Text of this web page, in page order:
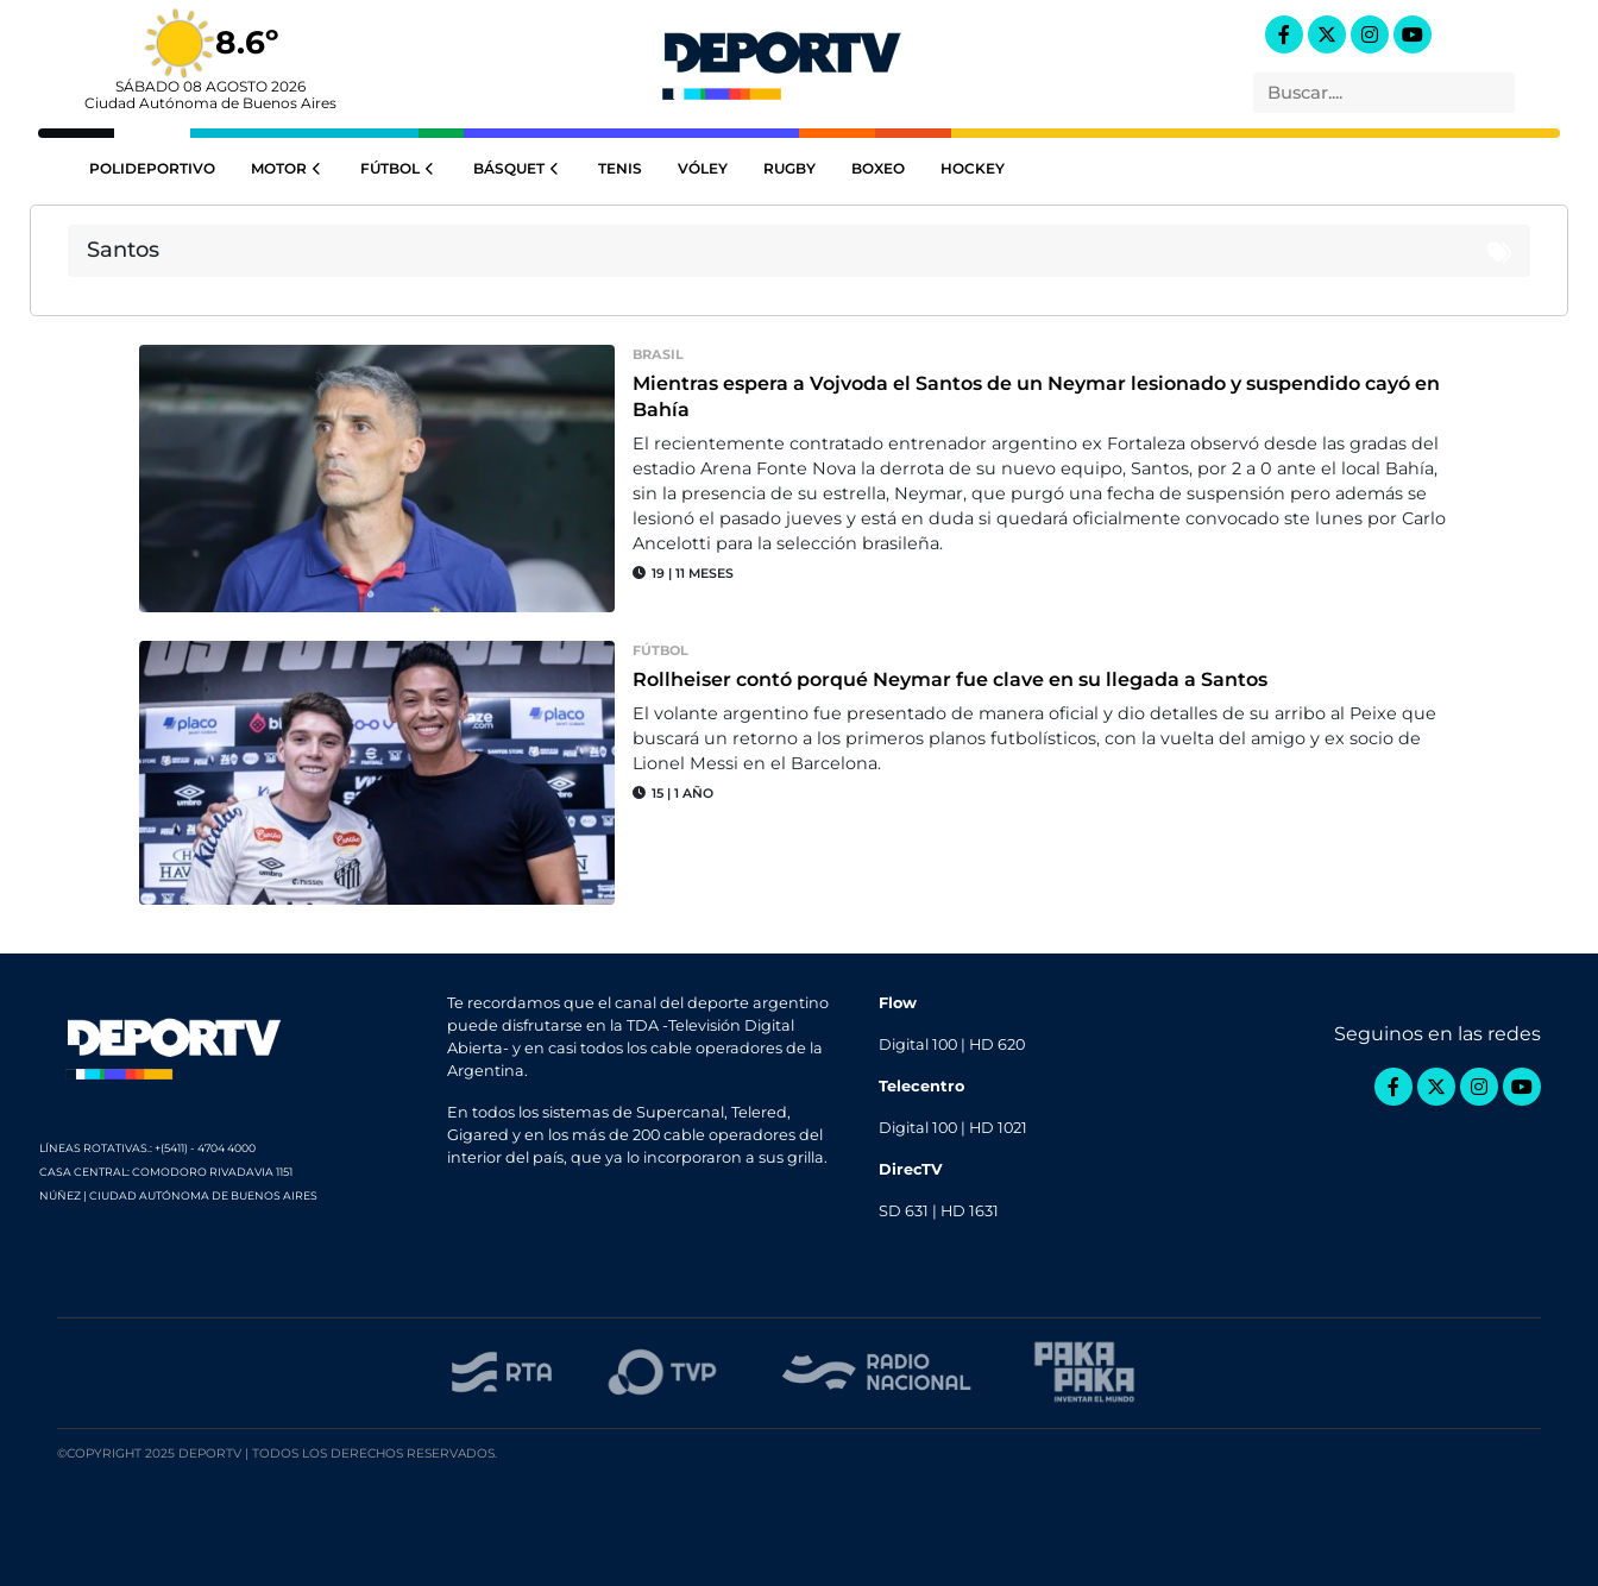
8.6º
SÁBADO 08 AGOSTO 2026
Ciudad Autónoma de Buenos Aires
POLIDEPORTIVO MOTOR FÚTBOL BÁSQUET TENIS VÓLEY RUGBY BOXEO HOCKEY
BRASIL
Mientras espera a Vojvoda el Santos de un Neymar lesionado y suspendido cayó en
Bahía
El recientemente contratado entrenador argentino ex Fortaleza observó desde las gradas del
estadio Arena Fonte Nova la derrota de su nuevo equipo, Santos, por 2 a 0 ante el local Bahía,
sin la presencia de su estrella, Neymar, que purgó una fecha de suspensión pero además se
lesionó el pasado jueves y está en duda si quedará oficialmente convocado ste lunes por Carlo
Ancelotti para la selección brasileña.
19 | 11 MESES
FÚTBOL
Rollheiser contó porqué Neymar fue clave en su llegada a Santos
El volante argentino fue presentado de manera oficial y dio detalles de su arribo al Peixe que
buscará un retorno a los primeros planos futbolísticos, con la vuelta del amigo y ex socio de
Lionel Messi en el Barcelona.
15 | 1 AÑO
LÍNEAS ROTATIVAS.: +(5411) - 4704 4000
CASA CENTRAL: COMODORO RIVADAVIA 1151
NÚÑEZ | CIUDAD AUTÓNOMA DE BUENOS AIRES
Te recordamos que el canal del deporte argentino
puede disfrutarse en la TDA -Televisión Digital
Abierta- y en casi todos los cable operadores de la
Argentina.
En todos los sistemas de Supercanal, Telered,
Gigared y en los más de 200 cable operadores del
interior del país, que ya lo incorporaron a sus grilla.
Flow
Digital 100 | HD 620
Telecentro
Digital 100 | HD 1021
DirecTV
SD 631 | HD 1631
Seguinos en las redes
©COPYRIGHT 2025 DEPORTV | TODOS LOS DERECHOS RESERVADOS.